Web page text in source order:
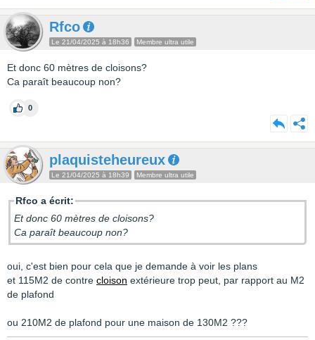
Rfco
Le 21/04/2025 à 18h36 Membre ultra utile
Et donc 60 mètres de cloisons?
Ca paraît beaucoup non?
0
plaquisteheureux
Le 21/04/2025 à 18h39 Membre ultra utile
Rfco a écrit:
Et donc 60 mètres de cloisons?
Ca paraît beaucoup non?
oui, c'est bien pour cela que je demande à voir les plans
et 115M2 de contre cloison extérieure trop peut, par rapport au M2
de plafond
ou 210M2 de plafond pour une maison de 130M2 ???